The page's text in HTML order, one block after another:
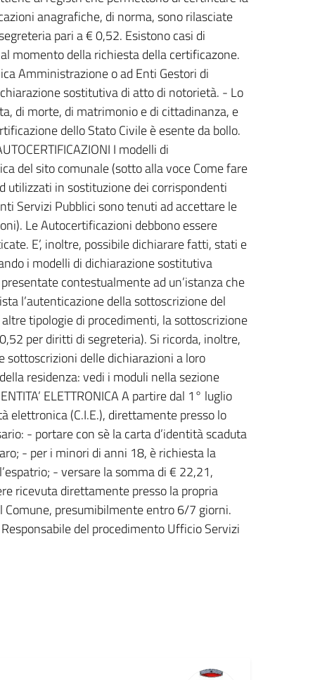
anagrafiche, di norma, sono rilasciate
pari a € 0,52. Esistono casi di
momento della richiesta della certificazone.
Amministrazione o ad Enti Gestori di
sostitutiva di atto di notorietà. - Lo
di morte, di matrimonio e di cittadinanza, e
dello Stato Civile è esente da bollo.
I modelli di
del sito comunale (sotto alla voce Come fare
utilizzati in sostituzione dei corrispondenti
Servizi Pubblici sono tenuti ad accettare le
Le Autocertificazioni debbono essere
E’, inoltre, possibile dichiarare fatti, stati e
i modelli di dichiarazione sostitutiva
contestualmente ad un’istanza che
l’autenticazione della sottoscrizione del
tipologie di procedimenti, la sottoscrizione
per diritti di segreteria). Si ricorda, inoltre,
delle dichiarazioni a loro
residenza: vedi i moduli nella sezione
ELETTRONICA A partire dal 1° luglio
(C.I.E.), direttamente presso lo
- portare con sè la carta d’identità scaduta
- per i minori di anni 18, è richiesta la
- versare la somma di € 22,21,
ricevuta direttamente presso la propria
presumibilmente entro 6/7 giorni.
del procedimento Ufficio Servizi